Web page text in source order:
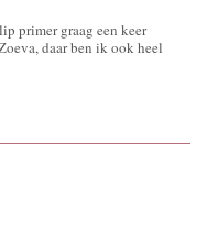
primer graag een keer
daar ben ik ook heel